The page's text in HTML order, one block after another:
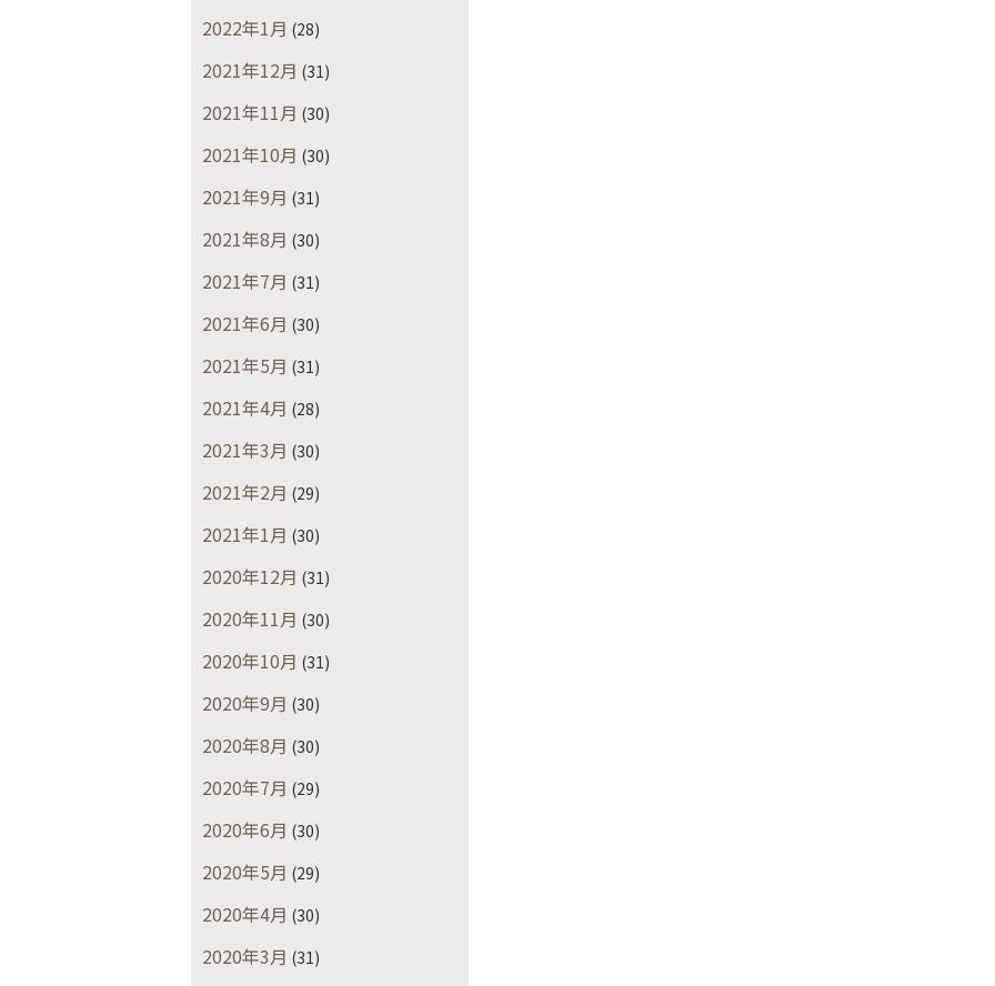
2022年1月 (28)
2021年12月 (31)
2021年11月 (30)
2021年10月 (30)
2021年9月 (31)
2021年8月 (30)
2021年7月 (31)
2021年6月 (30)
2021年5月 (31)
2021年4月 (28)
2021年3月 (30)
2021年2月 (29)
2021年1月 (30)
2020年12月 (31)
2020年11月 (30)
2020年10月 (31)
2020年9月 (30)
2020年8月 (30)
2020年7月 (29)
2020年6月 (30)
2020年5月 (29)
2020年4月 (30)
2020年3月 (31)